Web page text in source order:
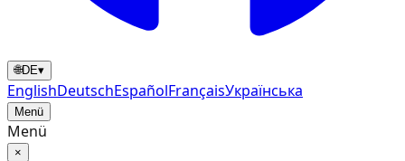
🌐DE▾
EnglishDeutschEspañolFrançaisУкраїнська
Menü
Menü
×